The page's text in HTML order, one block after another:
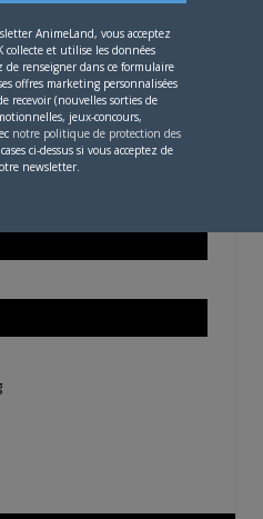
la liste,contactez-nous
AnimeLand, vous acceptez
collecte et utilise les données
de renseigner dans ce formulaire
offres marketing personnalisées
recevoir (nouvelles sorties de
jeux-concours,
notre politique de protection des
ci-dessus si vous acceptez de
newsletter.